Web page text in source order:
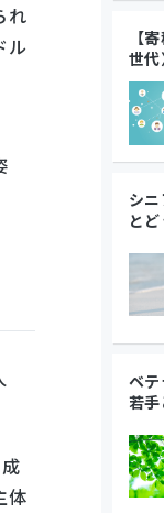
れ
ル
体
【
世
シ
と
ベ
若